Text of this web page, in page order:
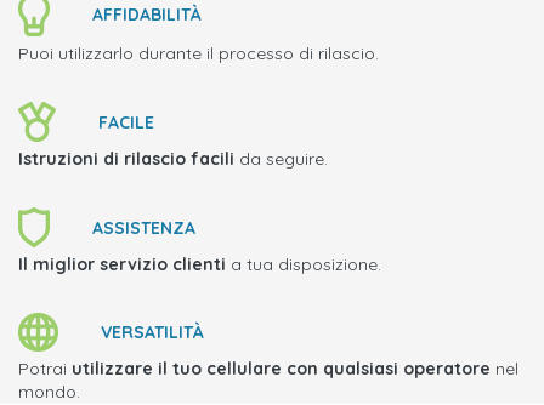
AFFIDABILITÀ
Puoi utilizzarlo durante il processo di rilascio.
FACILE
Istruzioni di rilascio facili da seguire.
ASSISTENZA
Il miglior servizio clienti a tua disposizione.
VERSATILITÀ
Potrai utilizzare il tuo cellulare con qualsiasi operatore nel
mondo.